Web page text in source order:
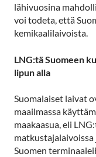
lähivuosina
voi todeta, että
kemikaalilaivoista.
LNG:tä Suomeen
lipun alla
Suomalaiset laivat
maailmassa
maakaasua, eli
Suomen